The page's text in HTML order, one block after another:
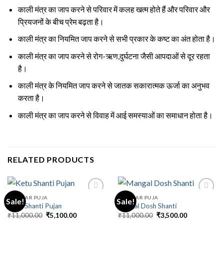
काली मंत्र का जाप करने से परिवार में कलह खत्म होते हैं और परिवार और
प्रियजनों के बीच प्रेम बढ़ता है।
काली मंत्र का नियमित जाप करने से सभी प्रकार के कष्ट का अंत होता है।
काली मंत्र का जाप करने से रोग-ऋण,दुर्घटना जैसी आपदाओं से दूर रहता
है।
काली मंत्र के नियमित जाप करने से जातक सकारात्मक ऊर्जा का अनुभव
करता है।
काली मंत्र का जाप करने से विवाह में आई समस्याओं का समाधान होता है।
RELATED PRODUCTS
Sale!
REGULAR PUJA
Ketu Shanti Pujan
₹11,000.00 Original
price
₹5,100.00Current
Sale!
REGULAR PUJA
Mangal Dosh Shanti
₹11,000.00 Original
price
₹3,500.00Current